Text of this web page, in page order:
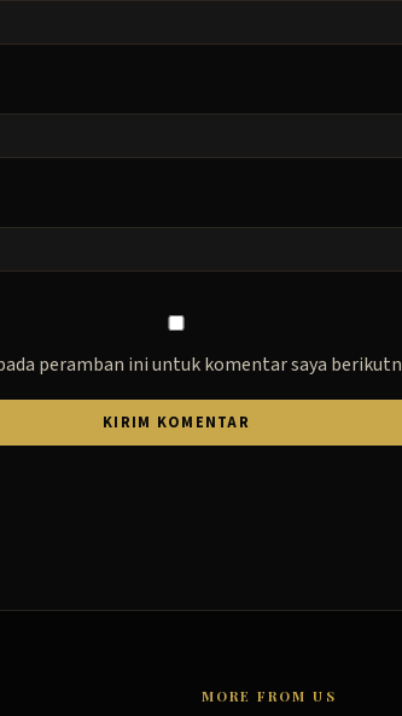
peramban ini untuk komentar saya
MORE FROM US